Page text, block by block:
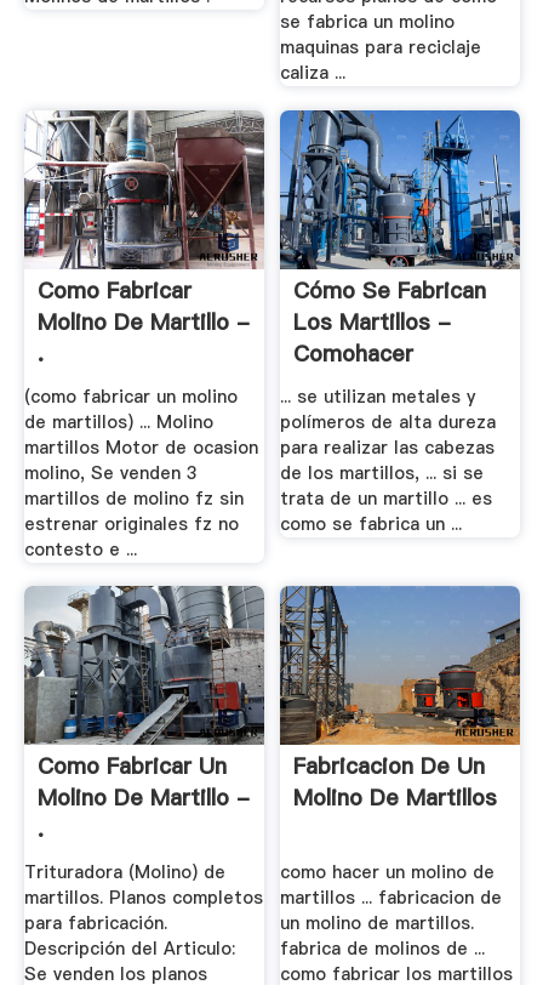
se fabrica un molino
maquinas para reciclaje
caliza ...
Como Fabricar
Molino De Martillo -
.
(como fabricar un molino
de martillos) ... Molino
martillos Motor de ocasion
molino, Se venden 3
martillos de molino fz sin
estrenar originales fz no
contesto e ...
Cómo Se Fabrican
Los Martillos -
Comohacer
... se utilizan metales y
polímeros de alta dureza
para realizar las cabezas
de los martillos, ... si se
trata de un martillo ... es
como se fabrica un ...
Como Fabricar Un
Molino De Martillo -
.
Trituradora (Molino) de
martillos. Planos completos
para fabricación.
Descripción del Articulo:
Se venden los planos
Fabricacion De Un
Molino De Martillos
como hacer un molino de
martillos ... fabricacion de
un molino de martillos.
fabrica de molinos de ...
como fabricar los martillos